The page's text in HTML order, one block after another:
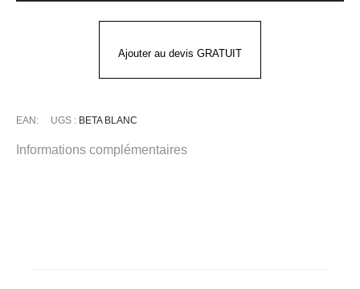
Ajouter au devis GRATUIT
EAN: UGS : BETA BLANC
Informations complémentaires